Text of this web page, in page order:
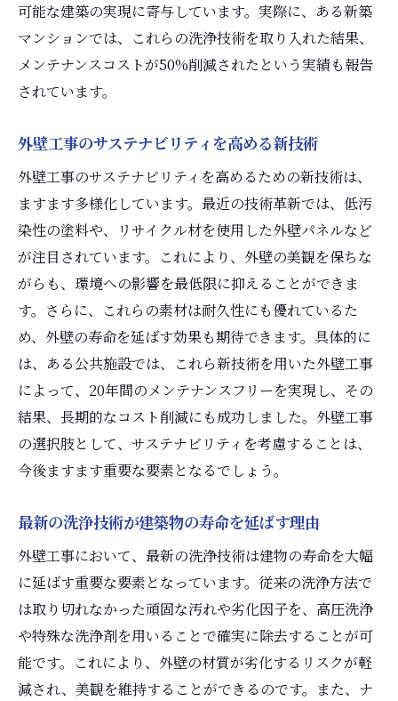
可能な建築の実現に寄与しています。実際に、ある新築
マンションでは、これらの洗浄技術を取り入れた結果、
メンテナンスコストが50%削減されたという実績も報告
されています。
外壁工事のサステナビリティを高める新技術
外壁工事のサステナビリティを高めるための新技術は、
ますます多様化しています。最近の技術革新では、低汚
染性の塗料や、リサイクル材を使用した外壁パネルなど
が注目されています。これにより、外壁の美観を保ちな
がらも、環境への影響を最低限に抑えることができま
す。さらに、これらの素材は耐久性にも優れているた
め、外壁の寿命を延ばす効果も期待できます。具体的に
は、ある公共施設では、これら新技術を用いた外壁工事
によって、20年間のメンテナンスフリーを実現し、その
結果、長期的なコスト削減にも成功しました。外壁工事
の選択肢として、サステナビリティを考慮することは、
今後ますます重要な要素となるでしょう。
最新の洗浄技術が建築物の寿命を延ばす理由
外壁工事において、最新の洗浄技術は建物の寿命を大幅
に延ばす重要な要素となっています。従来の洗浄方法で
は取り切れなかった頑固な汚れや劣化因子を、高圧洗浄
や特殊な洗浄剤を用いることで確実に除去することが可
能です。これにより、外壁の材質が劣化するリスクが軽
減され、美観を維持することができるのです。また、ナ